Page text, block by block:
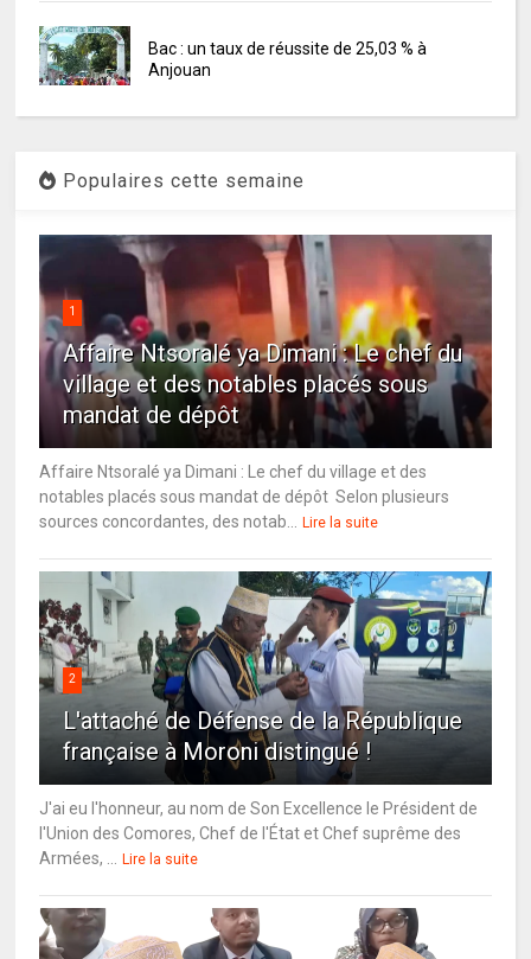
Bac : un taux de réussite de 25,03 % à
Anjouan
Populaires cette semaine
1
Affaire Ntsoralé ya Dimani : Le chef du
village et des notables placés sous
mandat de dépôt
Affaire Ntsoralé ya Dimani : Le chef du village et des
notables placés sous mandat de dépôt Selon plusieurs
sources concordantes, des notab...
Lire la suite
2
L'attaché de Défense de la République
française à Moroni distingué !
J'ai eu l'honneur, au nom de Son Excellence le Président de
l'Union des Comores, Chef de l'État et Chef suprême des
Armées, ...
Lire la suite